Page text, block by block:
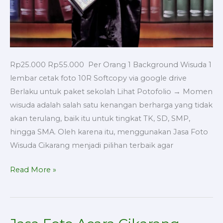
Rp25.000 Rp55.000 Per Orang 1 Background Wisuda 1
lembar cetak foto 10R Softcopy via google drive
Berlaku untuk paket sekolah Lihat Potofolio → Momen
wisuda adalah salah satu kenangan berharga yang tidak
akan terulang, baik itu untuk tingkat TK, SD, SMP,
hingga SMA. Oleh karena itu, menggunakan Jasa Foto
Wisuda Cikarang menjadi pilihan terbaik agar
Read More »